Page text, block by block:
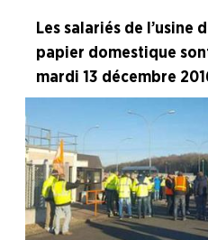
SCA Tissue
Branche Pétrole
Branche Pharma
Branche Plasturgie
Branche Verre
NOS
SERVICES
Les salariés de l’usine
papier domestique
mardi 13 décembre